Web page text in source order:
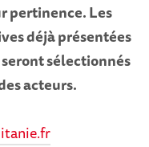
pertinence. Les
déjà présentées
sélectionnés
acteurs.